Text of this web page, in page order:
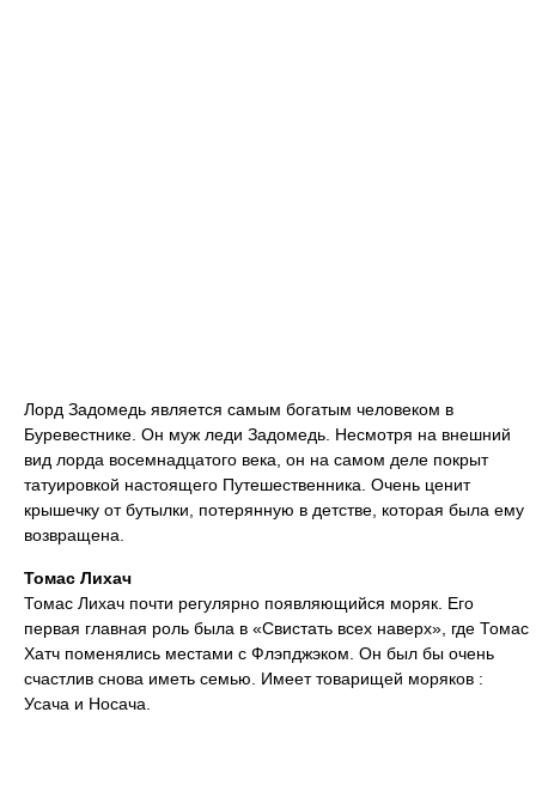
Лорд Задомедь является самым богатым человеком в
Буревестнике. Он муж леди Задомедь. Несмотря на внешний
вид лорда восемнадцатого века, он на самом деле покрыт
татуировкой настоящего Путешественника. Очень ценит
крышечку от бутылки, потерянную в детстве, которая была ему
возвращена.
Томас Лихач
Томас Лихач почти регулярно появляющийся моряк. Его
первая главная роль была в «Свистать всех наверх», где Томас
Хатч поменялись местами с Флэпджэком. Он был бы очень
счастлив снова иметь семью. Имеет товарищей моряков :
Усача и Носача.